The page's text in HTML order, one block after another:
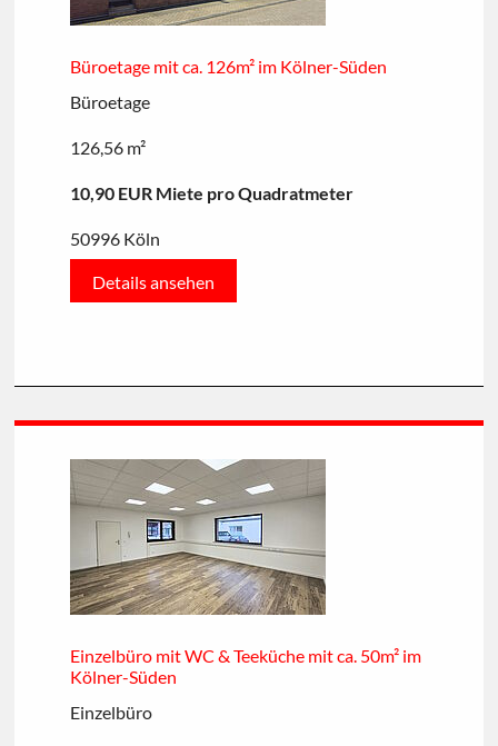
Büroetage mit ca. 126m² im Kölner-Süden
Büroetage
126,56 m²
10,90 EUR Miete pro Quadratmeter
50996 Köln
Details ansehen
Einzelbüro mit WC & Teeküche mit ca. 50m² im
Kölner-Süden
Einzelbüro